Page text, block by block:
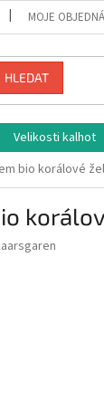
MOJE
HLEDAT
Velikosti kalhot
bio korálové